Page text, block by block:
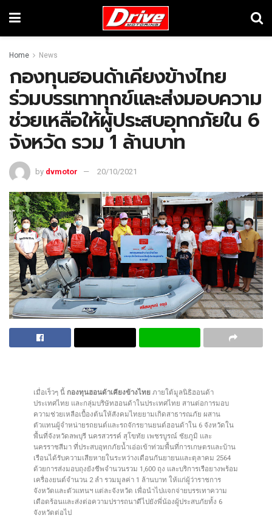
Home News
กองทุนฮอนด้าเคียงข้างไทย
ร่วมบรรเทาทุกข์และส่งมอบความ
ช่วยเหลือให้ผู้ประสบอุทกภัยใน 6
จังหวัด รวม 1 ล้านบาท
by dvmotor 20/10/2021
เมื่อเร็วๆ นี้ กองทุนฮอนด้าเคียงข้างไทย ภายใต้มูลนิธิฮอนด้า
ประเทศไทย และกลุ่มบริษัทฮอนด้าในประเทศไทย สานต่อการมอบ
ความช่วยเหลือเบื้องต้นให้สังคมไทยยามเกิดสาธารณภัย ผสาน
ตัวแทนผู้จำหน่ายรถยนต์และรถจักรยานยนต์ฮอนด้าใน 6 จังหวัดใน
พื้นที่จังหวัดลพบุรี นครสวรรค์ สุโขทัย เพชรบูรณ์ ชัยภูมิ และ
นครราชสีมา ที่ประสบอุทกภัยน้ำเอ่อเข้าท่วมพื้นที่การเกษตรและบ้าน
เรือนได้รับความเสียหายในระหว่างเดือนกันยายนและตุลาคม 2564
ด้วยการส่งมอบถุงยังชีพจำนวนรวม 1,600 ถุง และบริการเรือยางพร้อม
เครื่องยนต์จำนวน 2 ลำ รวมมูลค่า 1 ล้านบาท ให้แก่ผู้ว่าราชการ
จังหวัดและตัวแทนฯ แต่ละจังหวัด เพื่อนำไปแจกจ่ายบรรเทาความ
เดือดร้อนและส่งต่อความปรารถนาดีไปยังพี่น้องผู้ประสบภัยทั้ง 6
จังหวัดต่อไป